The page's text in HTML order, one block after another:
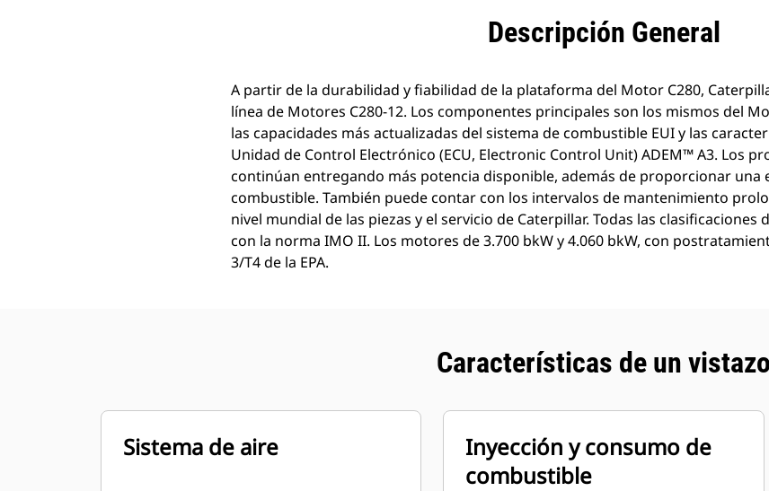
Descripción General
A partir de la durabilidad y fiabilidad de la plataforma del Motor C280,
línea de Motores C280-12. Los componentes principales son los mismos del
las capacidades más actualizadas del sistema de combustible EUI y las
Unidad de Control Electrónico (ECU, Electronic Control Unit) ADEM™ A3. Los
continúan entregando más potencia disponible, además de proporcionar una
combustible. También puede contar con los intervalos de mantenimiento
nivel mundial de las piezas y el servicio de Caterpillar. Todas las clasificaciones
con la norma IMO II. Los motores de 3.700 bkW y 4.060 bkW, con
3/T4 de la EPA.
Características de un vistazo
Sistema de aire
Inyección y consumo de
combustible